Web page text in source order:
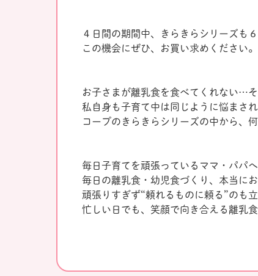
４日間の期間中、きらきらシリーズも
この機会にぜひ、お買い求めください。
お子さまが離乳食を食べてくれない…
私自身も子育て中は同じように悩まされ
コープのきらきらシリーズの中から、
毎日子育てを頑張っているママ・パパへ
毎日の離乳食・幼児食づくり、本当にお
頑張りすぎず“頼れるものに頼る”のも立
忙しい日でも、笑顔で向き合える離乳